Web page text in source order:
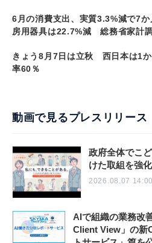
6月の消費支出、実質3.3%減で7
房用器具は22.7%減 総務省家計
きょう8月7日は立秋 西日本は1
率60％
動画で見るプレスリリース
政府全体でこ
けた取組を強
2026.08.07 14:00
AIで組織の業務改
Client View」の新